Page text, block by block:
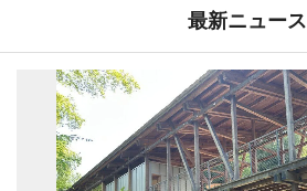
最新ニュース